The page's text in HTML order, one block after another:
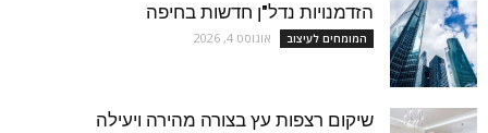
הזדמנויות נדל"ן חדשות בחיפה
המומחים לעיצוב אוגוסט 4, 2026
שיקום רצפות עץ בצורה מהירה ויעילה